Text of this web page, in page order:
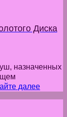
Диска
назначенных
далее